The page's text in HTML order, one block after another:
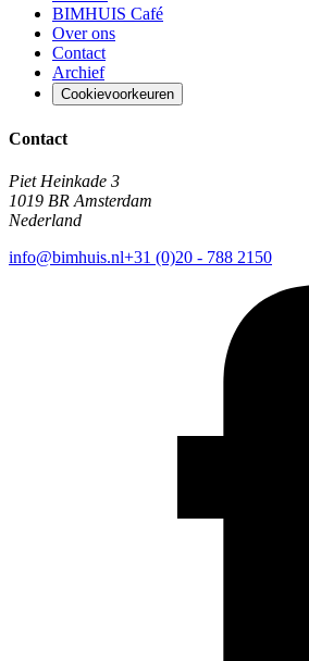
BIMHUIS Café
Over ons
Contact
Archief
Cookievoorkeuren
Contact
Piet Heinkade 3
1019 BR Amsterdam
Nederland
info@bimhuis.nl+31 (0)20 - 788 2150